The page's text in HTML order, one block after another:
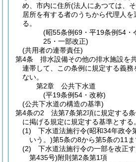
め、市内に住所(法人にあつては、
居所を有する者のうちから代理人を
る。
(昭55条例69・平19条例54・
25・一部改正)
(共用者の連帯責任)
第4条
排水設備その他の排水施設を
連帯して、この条例に規定する義務
ない。
第2章
公共下水道
(平19条例54・改称)
(公共下水道の構造の基準)
第4条の2
法第7条第2項に規定する
に掲げる規定に規定する基準とする。
(1)
下水道法施行令(昭和34年政令
いう。)第5条の8から第5条の11
(2)
下水道法施行令の一部を改正
第435号)附則第2条第1項